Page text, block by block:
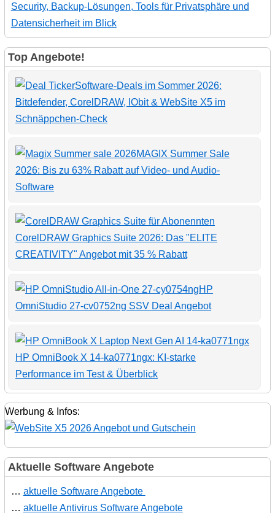
Security, Backup-Lösungen, Tools für Privatsphäre und
Datensicherheit im Blick
Top Angebote!
Software-Deals im Sommer 2026:
Bitdefender, CorelDRAW, IObit & WebSite X5 im
Schnäppchen-Check
MAGIX Summer Sale
2026: Bis zu 63% Rabatt auf Video- und Audio-
Software
CorelDRAW Graphics Suite 2026: Das "ELITE
CREATIVITY" Angebot mit 35 % Rabatt
HP
OmniStudio 27-cv0752ng SSV Deal Angebot
HP OmniBook X 14-ka0771ngx: KI-starke
Performance im Test & Überblick
Werbung & Infos:
Aktuelle Software Angebote
… aktuelle Software Angebote
… aktuelle Antivirus Software Angebote